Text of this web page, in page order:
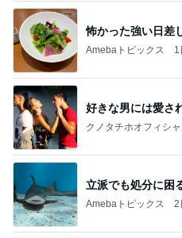
怖かった強い日差
Amebaトピックス 1
好きな男には愛さ
クノタチホオフィシ
立派でも処分に困
Amebaトピックス 2